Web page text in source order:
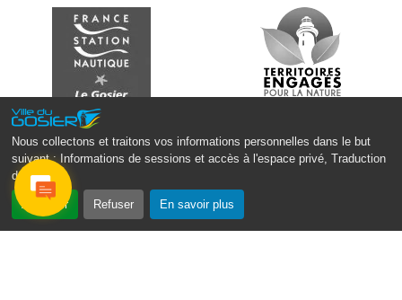
Nous collectons et traitons vos informations personnelles dans le but
suivant :
Informations de sessions et accès à l'espace privé, Traduction
des pages .
Accepter Refuser En savoir plus
Mar. 12 août 2025 09h00 - 11h00
Boost ton mood ! Ateliers de sensibilisation
à la santé mentale à la prévention des
addictions
Le Gosier